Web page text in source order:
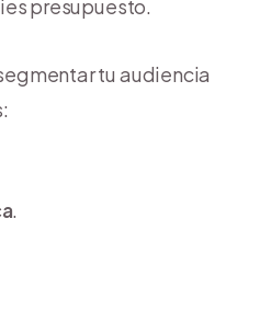
presupuesto.
tu audiencia
.